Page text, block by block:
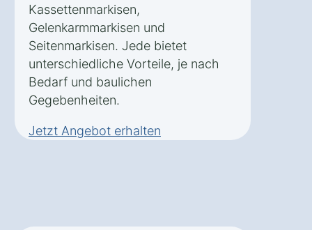
Kassettenmarkisen,
Gelenkarmmarkisen und
Seitenmarkisen. Jede bietet
unterschiedliche Vorteile, je nach
Bedarf und baulichen
Gegebenheiten.
Jetzt Angebot erhalten